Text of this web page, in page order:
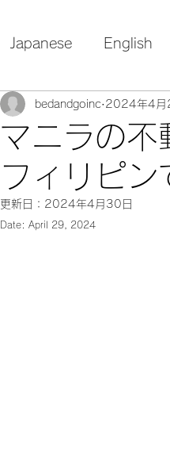
Japanese English
マニラの不
フィリピ
bedandgoinc 2024年4月
更新日： 2024年4月30日
Date: April 29, 2024